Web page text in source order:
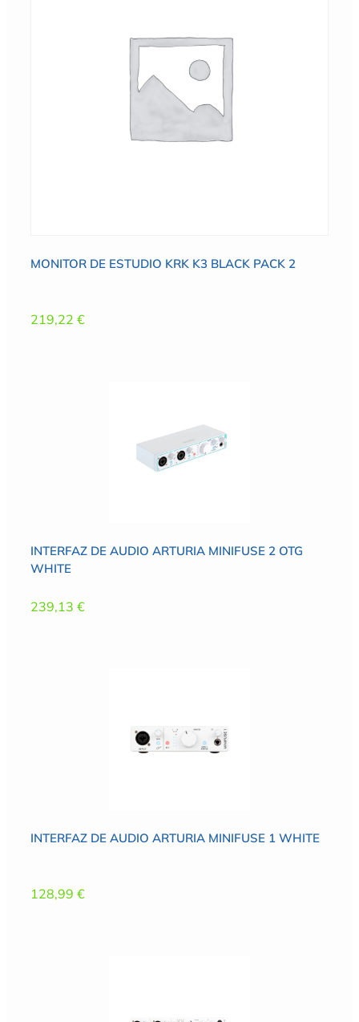
MONITOR DE ESTUDIO KRK K3 BLACK PACK 2
219,22 €
INTERFAZ DE AUDIO ARTURIA MINIFUSE 2 OTG
WHITE
239,13 €
INTERFAZ DE AUDIO ARTURIA MINIFUSE 1 WHITE
128,99 €